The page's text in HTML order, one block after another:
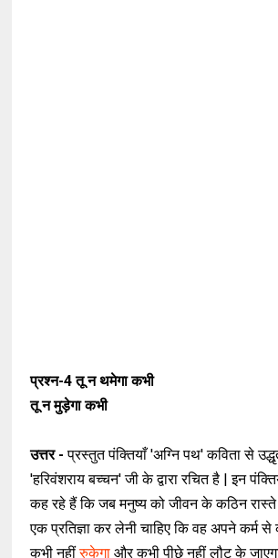
प्रश्न-4तू न थमेगा कभी
तू न मुड़ेगा कभी
उत्तर - प्रस्तुत पंक्तियाँ 'अग्नि पथ' कविता से
'हरिवंशराय बच्चन' जी के द्वारा रचित है | इन
कह रहे हैं कि जब मनुष्य को जीवन के कठिन
एक प्रतिज्ञा कर लेनी चाहिए कि वह अपने कर्म
कभी नहींरुकेगा और कभी पीछे नहीं लौट के